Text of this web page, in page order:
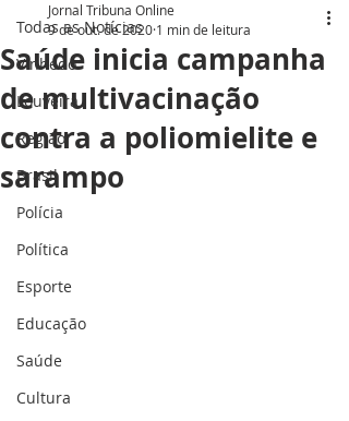
Todas as Notícias
Vinhedo
Louveira
Região
Brasil
Polícia
Política
Esporte
Educação
Saúde
Cultura
Saúde inicia campanha
de multivacinação
contra a poliomielite e
sarampo
Jornal Tribuna Online
9 de out. de 2020 1 min de leitura